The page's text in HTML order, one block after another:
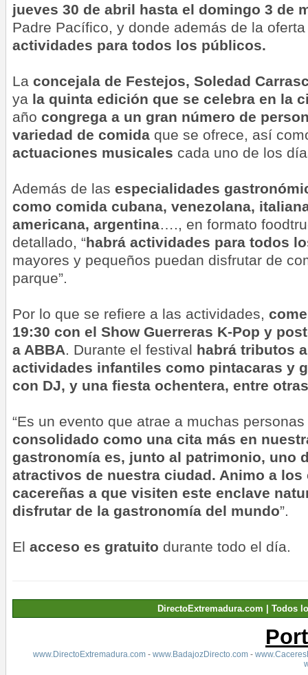
jueves 30 de abril hasta el domingo 3 de
Padre Pacífico, y donde además de la
actividades para todos los públicos.
La concejala de Festejos, Soledad
ya la quinta edición que se celebra en la
año congrega a un gran número de
variedad de comida que se ofrece, así
actuaciones musicales cada uno de los
Además de las especialidades
como comida cubana, venezolana,
americana, argentina…., en formato
detallado, “habrá actividades para todos
mayores y pequeños puedan disfrutar de
parque”.
Por lo que se refiere a las actividades,
19:30 con el Show Guerreras K-Pop y
a ABBA. Durante el festival habrá tributos
actividades infantiles como pintacaras y
con DJ, y una fiesta ochentera, entre
“Es un evento que atrae a muchas
consolidado como una cita más en
gastronomía es, junto al patrimonio, uno
atractivos de nuestra ciudad. Animo a los
cacereñas a que visiten este enclave
disfrutar de la gastronomía del mundo”.
El acceso es gratuito durante todo el día.
DirectoExtremadura.com | Todos
www.DirectoExtremadura.com- www.BadajozDirecto.com-